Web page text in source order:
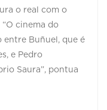
o real com o
cinema do
Buñuel, que é
e Pedro
Saura”, pontua